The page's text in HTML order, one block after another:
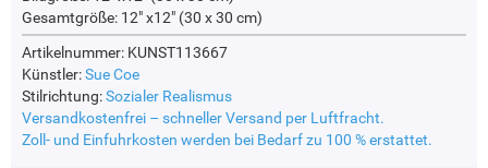
Gesamtgröße: 12" x12" (30 x 30 cm)
Artikelnummer: KUNST113667
Künstler:Sue Coe
Stilrichtung:Sozialer Realismus
Versandkostenfrei – schneller Versand per Luftfracht.
Zoll- und Einfuhrkosten werden bei Bedarf zu 100 % erstattet.